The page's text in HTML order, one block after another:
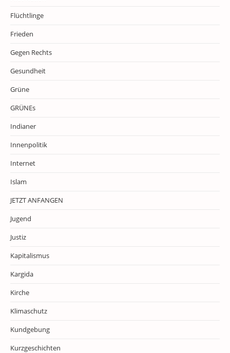
Flüchtlinge
Frieden
Gegen Rechts
Gesundheit
Grüne
GRÜNEs
Indianer
Innenpolitik
Internet
Islam
JETZT ANFANGEN
Jugend
Justiz
Kapitalismus
Kargida
Kirche
Klimaschutz
Kundgebung
Kurzgeschichten